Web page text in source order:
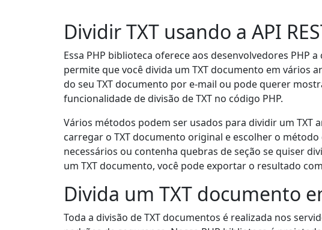
Dividir TXT usando a API
Essa PHP biblioteca oferece aos desenvolvedores PHP
permite que você divida um TXT documento em vários
do seu TXT documento por e-mail ou pode querer
funcionalidade de divisão de TXT no código PHP.
Vários métodos podem ser usados para dividir um
carregar o TXT documento original e escolher o
necessários ou contenha quebras de seção se quiser
um TXT documento, você pode exportar o resultado
Divida um TXT documento
Toda a divisão de TXT documentos é realizada nos